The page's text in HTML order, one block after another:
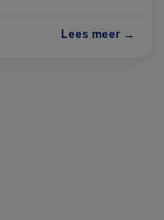
Lees meer →